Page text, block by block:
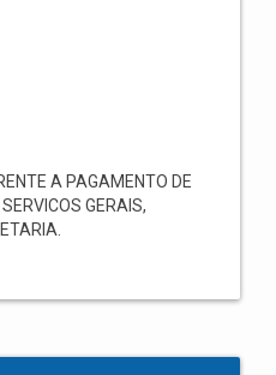
A PAGAMENTO DE
GERAIS,